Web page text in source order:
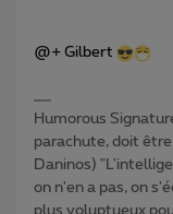
@+ Gilbert
Humorous
parachute, doit
Daninos)
on n'en a pas, on